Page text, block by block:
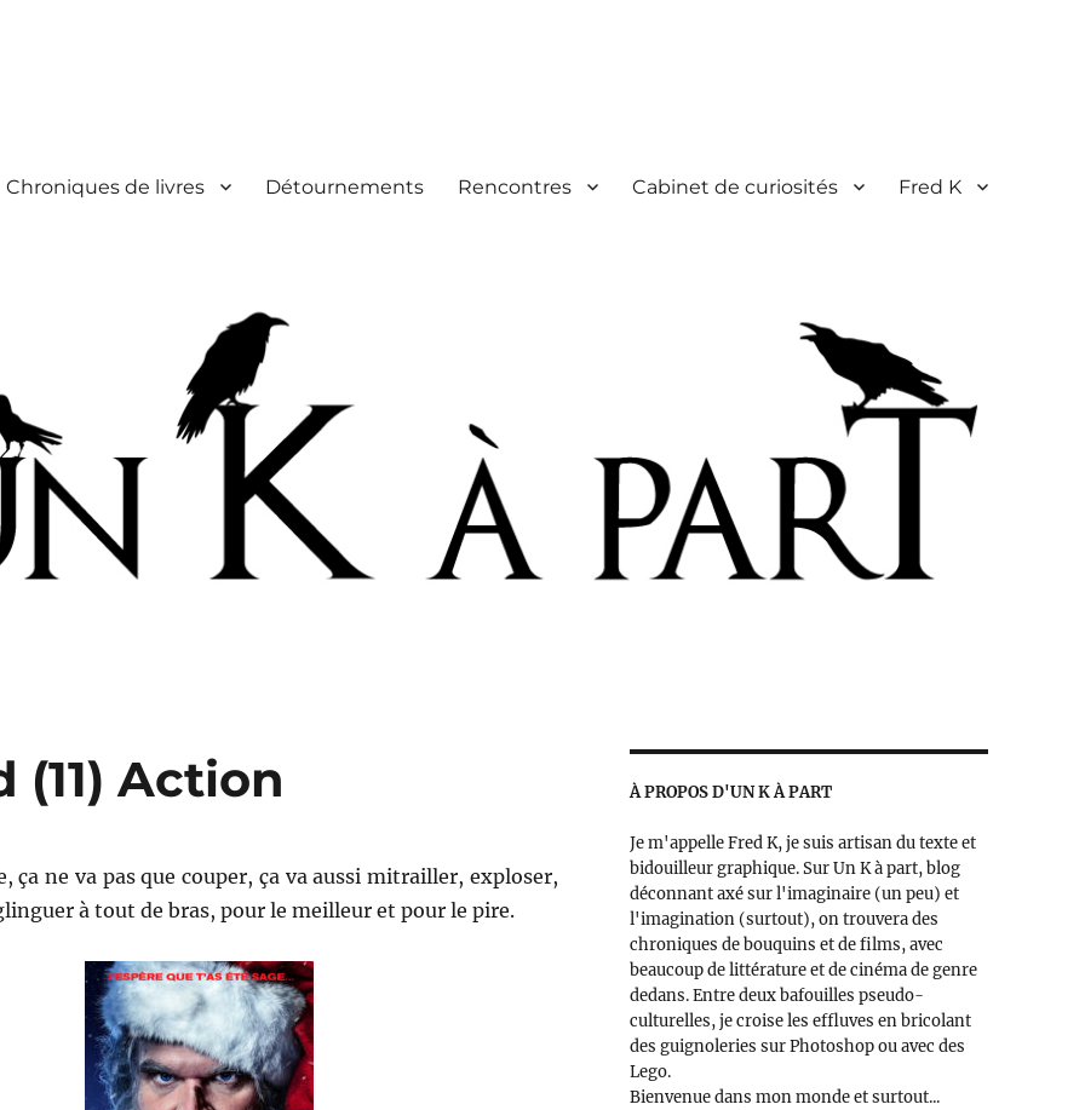
Chroniques de livres Détournements Rencontres Cabinet de curiosités Fred K
Action
ça ne va pas que couper, ça va aussi mitrailler, exploser,
à tout de bras, pour le meilleur et pour le pire.
À PROPOS D'UN K À PART
Je m'appelle Fred K, je suis artisan du texte et
bidouilleur graphique. Sur Un K à part, blog
déconnant axé sur l'imaginaire (un peu) et
l'imagination (surtout), on trouvera des
chroniques de bouquins et de films, avec
beaucoup de littérature et de cinéma de genre
dedans. Entre deux bafouilles pseudo-
culturelles, je croise les effluves en bricolant
des guignoleries sur Photoshop ou avec des
Lego.
Bienvenue dans mon monde et surtout...